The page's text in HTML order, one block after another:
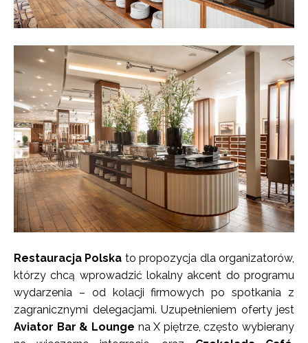
Restauracja Polska to propozycja dla organizatorów,
którzy chcą wprowadzić lokalny akcent do programu
wydarzenia – od kolacji firmowych po spotkania z
zagranicznymi delegacjami. Uzupełnieniem oferty jest
Aviator Bar & Lounge na X piętrze, często wybierany